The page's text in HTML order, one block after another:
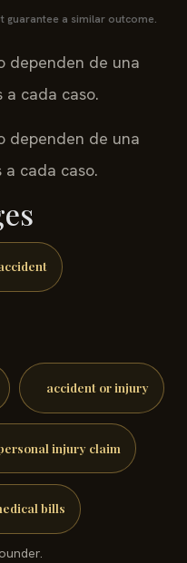
guarantee a similar outcome.
dependen de una
cada caso.
dependen de una
cada caso.
accident or injury
injury claim
bills